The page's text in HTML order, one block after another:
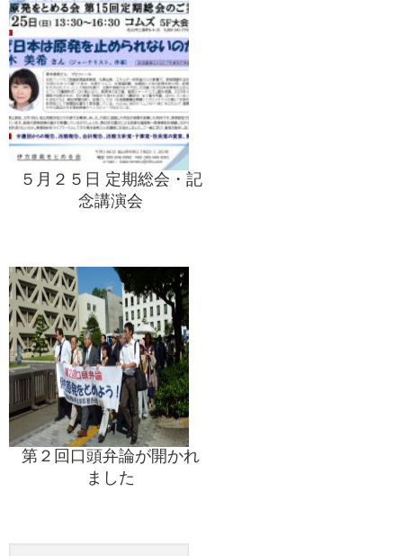
５月２５日 定期総会・記
念講演会
第２回口頭弁論が開かれ
ました